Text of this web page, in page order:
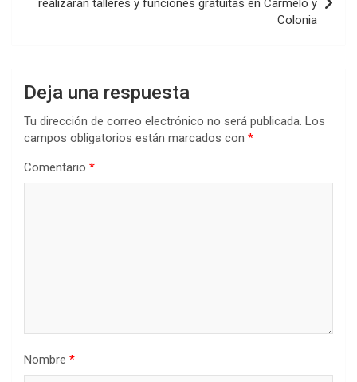
realizarán talleres y funciones gratuitas en Carmelo y
Colonia
Deja una respuesta
Tu dirección de correo electrónico no será publicada. Los
campos obligatorios están marcados con *
Comentario *
Nombre *